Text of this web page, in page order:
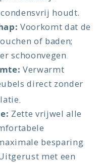
houdt.
Voorkomt dat de
of baden;
schoonvegen .
Verwarmt
direct zonder
.
Zette vrijwel alle
besparing.
met een